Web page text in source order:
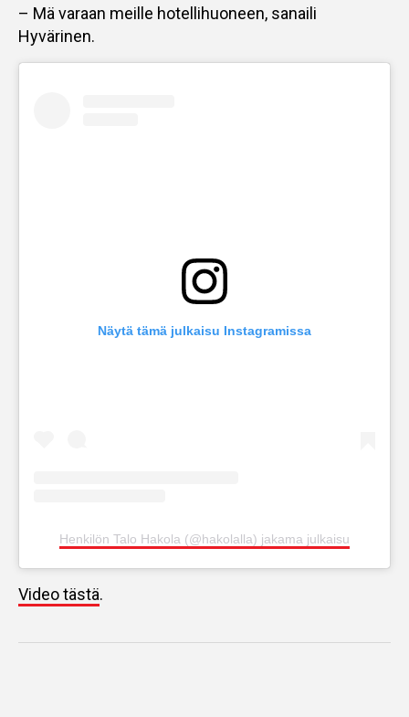
– Mä varaan meille hotellihuoneen, sanaili
Hyvärinen.
Näytä tämä julkaisu Instagramissa
Henkilön Talo Hakola (@hakolalla) jakama julkaisu
Video tästä.